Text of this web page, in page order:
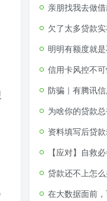
亲朋找我去做借
欠了太多贷款实在不能全
明明有额度就是
信用卡风控不可怕，
防骗｜有腾讯信用
为啥你的贷款
资料填写后贷款却被
【应对】自救必备！信
贷款还不上怎么办？贷
在大数据面前